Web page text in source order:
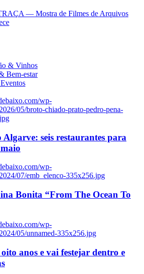
— Mostra de Filmes de Arquivos
& Vinhos
Bem-estar
wp-
05/broto-chiado-prato-pedro-pena-
Algarve: seis restaurantes para
wp-
07/emb_elenco-335x256.jpg
Bonita “From The Ocean To
wp-
05/unnamed-335x256.jpg
anos e vai festejar dentro e